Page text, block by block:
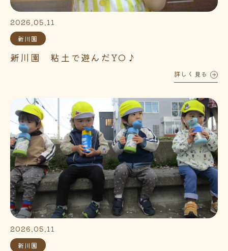
2026.05.11
新川園
新川園 粘土で遊んだYO♪
詳しく見る
2026.05.11
新川園